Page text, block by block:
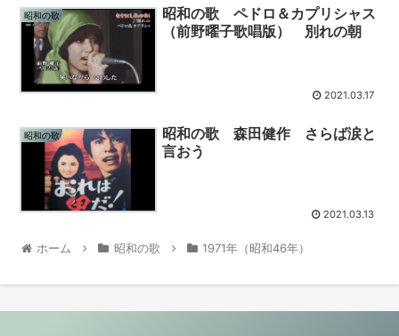
昭和の歌
昭和の歌 ペドロ＆カプリシャス
（前野曜子歌唱版） 別れの朝
2021.03.17
昭和の歌
昭和の歌 森田健作 さらば涙と
言おう
2021.03.13
ホーム 昭和の歌 1971年（昭和46年）